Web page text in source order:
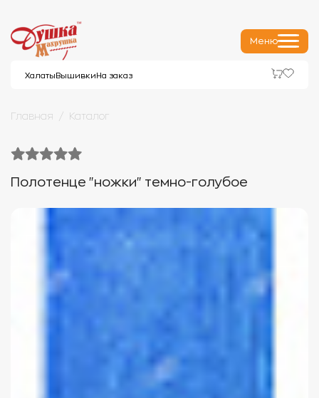
Меню
Халаты Вышивки На заказ
Главная Каталог
Полотенце "ножки" темно-голубое